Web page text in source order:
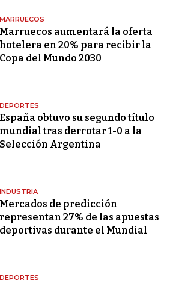
MARRUECOS
Marruecos aumentará la oferta
hotelera en 20% para recibir la
Copa del Mundo 2030
DEPORTES
España obtuvo su segundo título
mundial tras derrotar 1-0 a la
Selección Argentina
INDUSTRIA
Mercados de predicción
representan 27% de las apuestas
deportivas durante el Mundial
DEPORTES